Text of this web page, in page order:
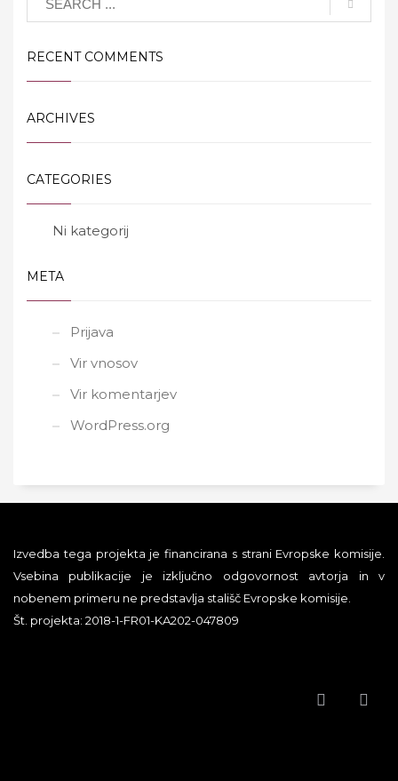
RECENT COMMENTS
ARCHIVES
CATEGORIES
Ni kategorij
META
Prijava
Vir vnosov
Vir komentarjev
WordPress.org
Izvedba tega projekta je financirana s strani Evropske komisije.
Vsebina publikacije je izključno odgovornost avtorja in v
nobenem primeru ne predstavlja stališč Evropske komisije.
Št. projekta: 2018-1-FR01-KA202-047809